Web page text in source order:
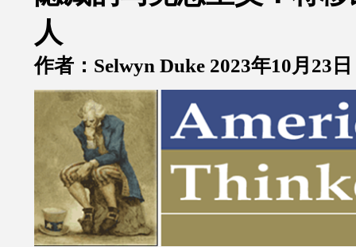
人
作者： Selwyn Duke 2023年10月 23 日